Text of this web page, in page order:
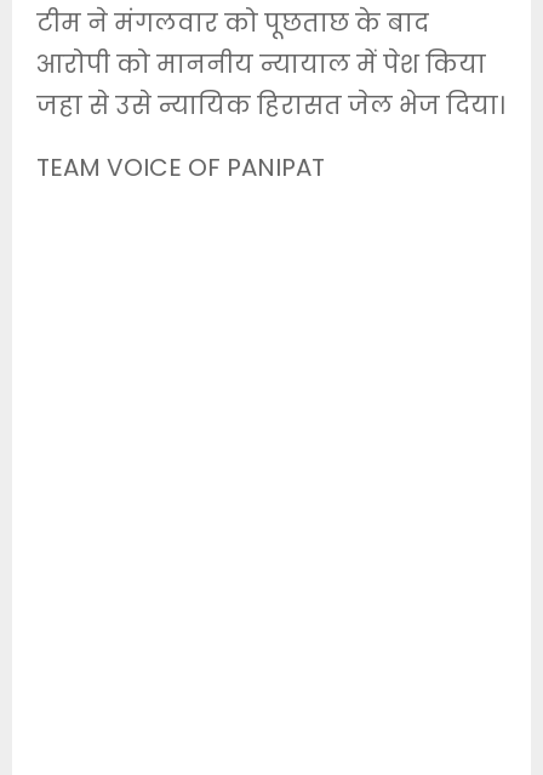
टीम ने मंगलवार को पूछताछ के बाद
आरोपी को माननीय न्यायाल में पेश किया
जहा से उसे न्यायिक हिरासत जेल भेज दिया।
TEAM VOICE OF PANIPAT